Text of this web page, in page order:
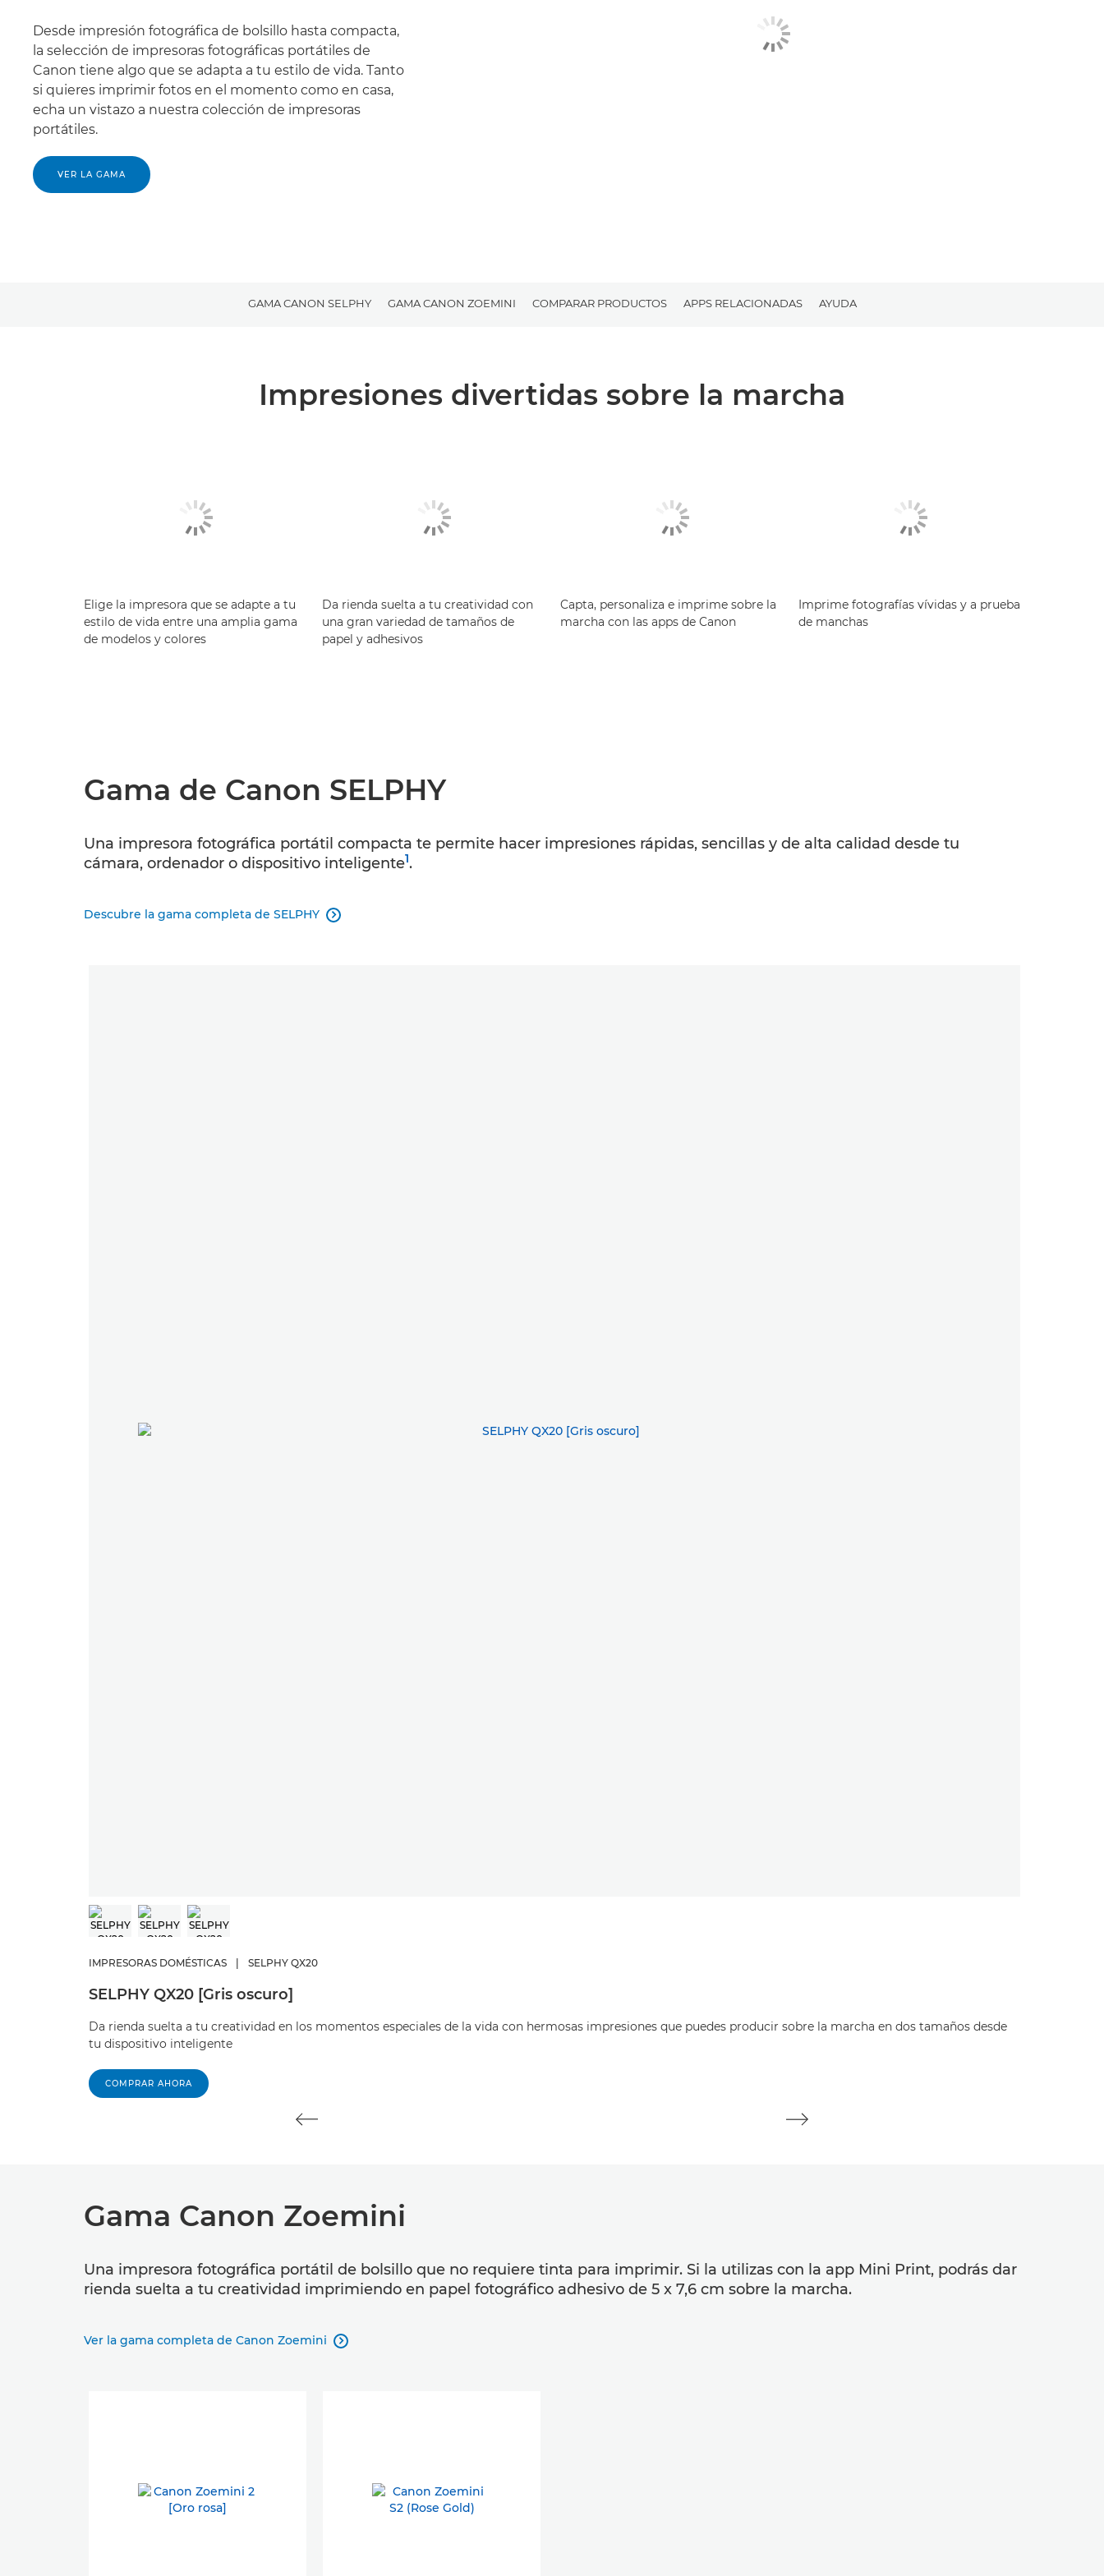
Desde impresión fotográfica de bolsillo hasta compacta,
la selección de impresoras fotográficas portátiles de
Canon tiene algo que se adapta a tu estilo de vida. Tanto
si quieres imprimir fotos en el momento como en casa,
echa un vistazo a nuestra colección de impresoras
portátiles.
VER LA GAMA
GAMA CANON SELPHY GAMA CANON ZOEMINI COMPARAR PRODUCTOS APPS RELACIONADAS AYUDA
Impresiones divertidas sobre la marcha
Elige la impresora que se adapte a tu
estilo de vida entre una amplia gama
de modelos y colores
Da rienda suelta a tu creatividad con
una gran variedad de tamaños de
papel y adhesivos
Capta, personaliza e imprime sobre la
marcha con las apps de Canon
Imprime fotografías vívidas y a prueba
de manchas
Gama de Canon SELPHY
Una impresora fotográfica portátil compacta te permite hacer impresiones rápidas, sencillas y de alta calidad desde tu
cámara, ordenador o dispositivo inteligente1.
Descubre la gama completa de SELPHY 
IMPRESORAS DOMÉSTICAS | SELPHY QX20
SELPHY QX20 [Gris oscuro]
Da rienda suelta a tu creatividad en los momentos especiales de la vida con hermosas impresiones que puedes producir sobre la marcha en dos tamaños desde
tu dispositivo inteligente
COMPRAR AHORA
Gama Canon Zoemini
Una impresora fotográfica portátil de bolsillo que no requiere tinta para imprimir. Si la utilizas con la app Mini Print, podrás dar
rienda suelta a tu creatividad imprimiendo en papel fotográfico adhesivo de 5 x 7,6 cm sobre la marcha.
Ver la gama completa de Canon Zoemini 